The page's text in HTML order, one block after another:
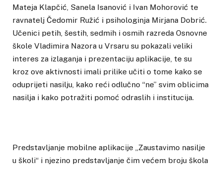
Mateja Klapčić, Sanela Isanović i Ivan Mohorović te
ravnatelj Čedomir Ružić i psihologinja Mirjana Dobrić.
Učenici petih, šestih, sedmih i osmih razreda Osnovne
škole Vladimira Nazora u Vrsaru su pokazali veliki
interes za izlaganja i prezentaciju aplikacije, te su
kroz ove aktivnosti imali prilike učiti o tome kako se
oduprijeti nasilju, kako reći odlučno “ne” svim oblicima
nasilja i kako potražiti pomoć odraslih i institucija.
Predstavljanje mobilne aplikacije „Zaustavimo nasilje
u školi“ i njezino predstavljanje čim većem broju škola